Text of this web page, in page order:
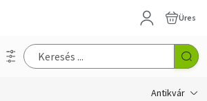
Üres
Antikvár